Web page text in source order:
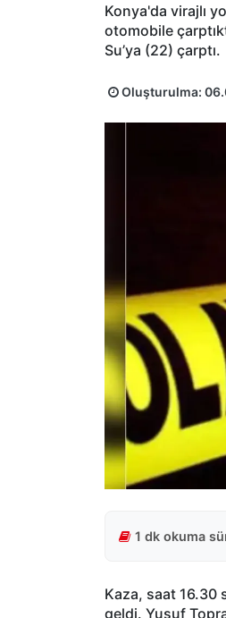
Konya'da virajlı
otomobile
Su’ya (22) çarptı.
Oluşturulma:
1 dk okuma
Kaza, saat 16.30
geldi. Yusuf